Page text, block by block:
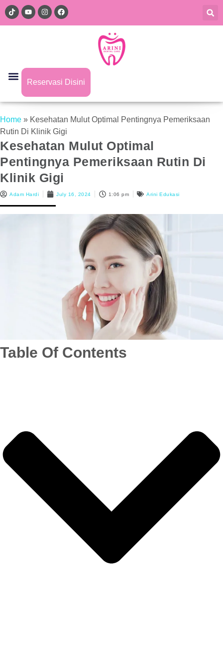
Reservasi Disini
Home » Kesehatan Mulut Optimal Pentingnya Pemeriksaan
Rutin Di Klinik Gigi
Kesehatan Mulut Optimal
Pentingnya Pemeriksaan Rutin Di
Klinik Gigi
Adam Hardi July 16, 2024 1:06 pm Arini Edukasi
Table Of Contents